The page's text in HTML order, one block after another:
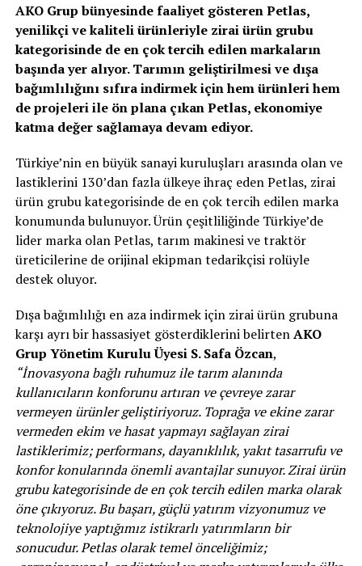
AKO Grup bünyesinde faaliyet gösteren Petlas,
yenilikçi ve kaliteli ürünleriyle zirai ürün grubu
kategorisinde de en çok tercih edilen markaların
başında yer alıyor. Tarımın geliştirilmesi ve dışa
bağımlılığını sıfıra indirmek için hem ürünleri hem
de projeleri ile ön plana çıkan Petlas, ekonomiye
katma değer sağlamaya devam ediyor.
Türkiye’nin en büyük sanayi kuruluşları arasında olan ve
lastiklerini 130’dan fazla ülkeye ihraç eden Petlas, zirai
ürün grubu kategorisinde de en çok tercih edilen marka
konumunda bulunuyor. Ürün çeşitliliğinde Türkiye’de
lider marka olan Petlas, tarım makinesi ve traktör
üreticilerine de orijinal ekipman tedarikçisi rolüyle
destek oluyor.
Dışa bağımlılığı en aza indirmek için zirai ürün grubuna
karşı ayrı bir hassasiyet gösterdiklerini belirtenAKO
Grup Yönetim Kurulu Üyesi S. Safa Özcan,
“İnovasyona bağlı ruhumuz ile tarım alanında
kullanıcıların konforunu artıran ve çevreye zarar
vermeyen ürünler geliştiriyoruz. Toprağa ve ekine zarar
vermeden ekim ve hasat yapmayı sağlayan zirai
lastiklerimiz; performans, dayanıklılık, yakıt tasarrufu ve
konfor konularında önemli avantajlar sunuyor. Zirai ürün
grubu kategorisinde de en çok tercih edilen marka olarak
öne çıkıyoruz. Bu başarı, güçlü yatırım vizyonumuz ve
teknolojiye yaptığımız istikrarlı yatırımların bir
sonucudur. Petlas olarak temel önceliğimiz;